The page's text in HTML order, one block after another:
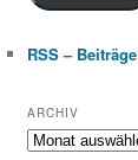
RSS – Beiträge
ARCHIV
Archiv